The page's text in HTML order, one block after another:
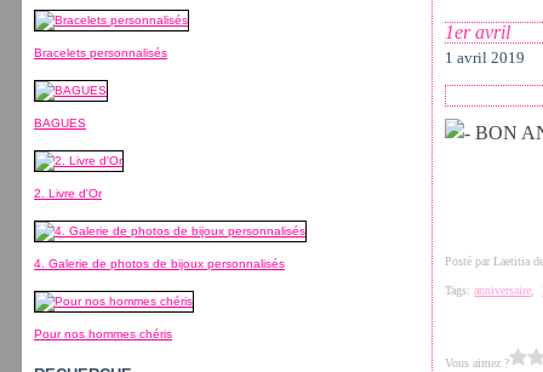
Bracelets personnalisés
BAGUES
2. Livre d'Or
4. Galerie de photos de bijoux personnalisés
Pour nos hommes chéris
1er avril
1 avril 2019
Posté par Laetitia
Tags:anniversaire ,
Vous aimez ?